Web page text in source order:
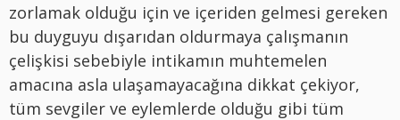
zorlamak olduğu için ve içeriden gelmesi gereken
bu duyguyu dışarıdan oldurmaya çalışmanın
çelişkisi sebebiyle intikamın muhtemelen
amacına asla ulaşamayacağına dikkat çekiyor,
tüm sevgiler ve eylemlerde olduğu gibi tüm